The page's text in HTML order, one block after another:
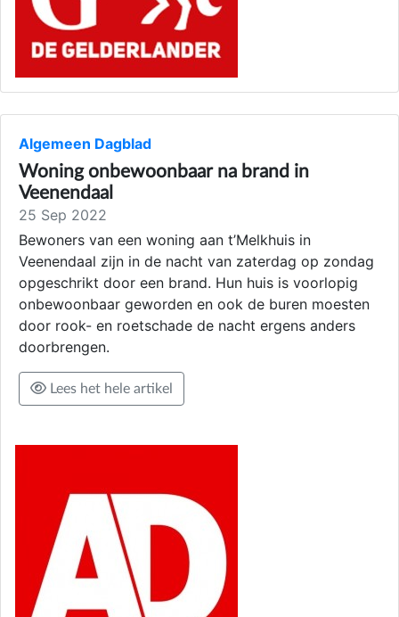
Algemeen Dagblad
Woning onbewoonbaar na brand in
Veenendaal
25 Sep 2022
Bewoners van een woning aan t’Melkhuis in
Veenendaal zijn in de nacht van zaterdag op zondag
opgeschrikt door een brand. Hun huis is voorlopig
onbewoonbaar geworden en ook de buren moesten
door rook- en roetschade de nacht ergens anders
doorbrengen.
Lees het hele artikel